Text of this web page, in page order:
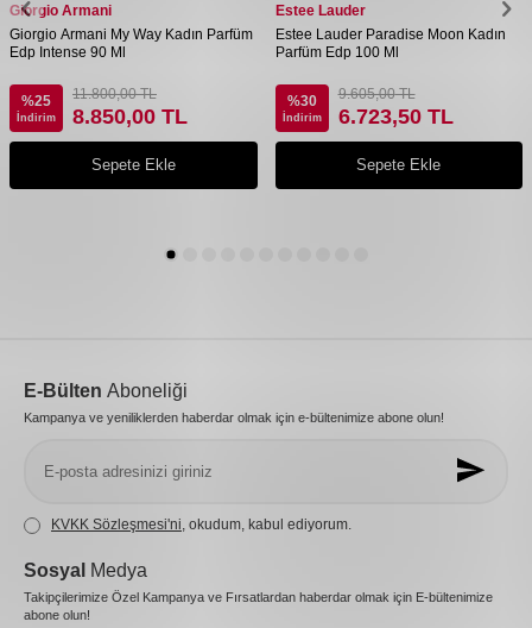
Giorgio Armani
Giorgio Armani My Way Kadın Parfüm
Edp Intense 90 Ml
%25
İndirim
11.800,00TL
8.850,00 TL
Sepete Ekle
Estee Lauder
Estee Lauder Paradise Moon Kadın
Parfüm Edp 100 Ml
%30
İndirim
9.605,00TL
6.723,50TL
Sepete Ekle
E-Bülten Aboneliği
Kampanya ve yeniliklerden haberdar olmak için e-bültenimize abone olun!
KVKK Sözleşmesi'ni , okudum, kabul ediyorum.
Sosyal Medya
Takipçilerimize Özel Kampanya ve Fırsatlardan haberdar olmak için E-bültenimize
abone olun!